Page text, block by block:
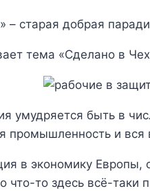
– старая добрая
тема «Сделано в
умудряется быть в
промышленность и
в экономику
что-то здесь всё-таки